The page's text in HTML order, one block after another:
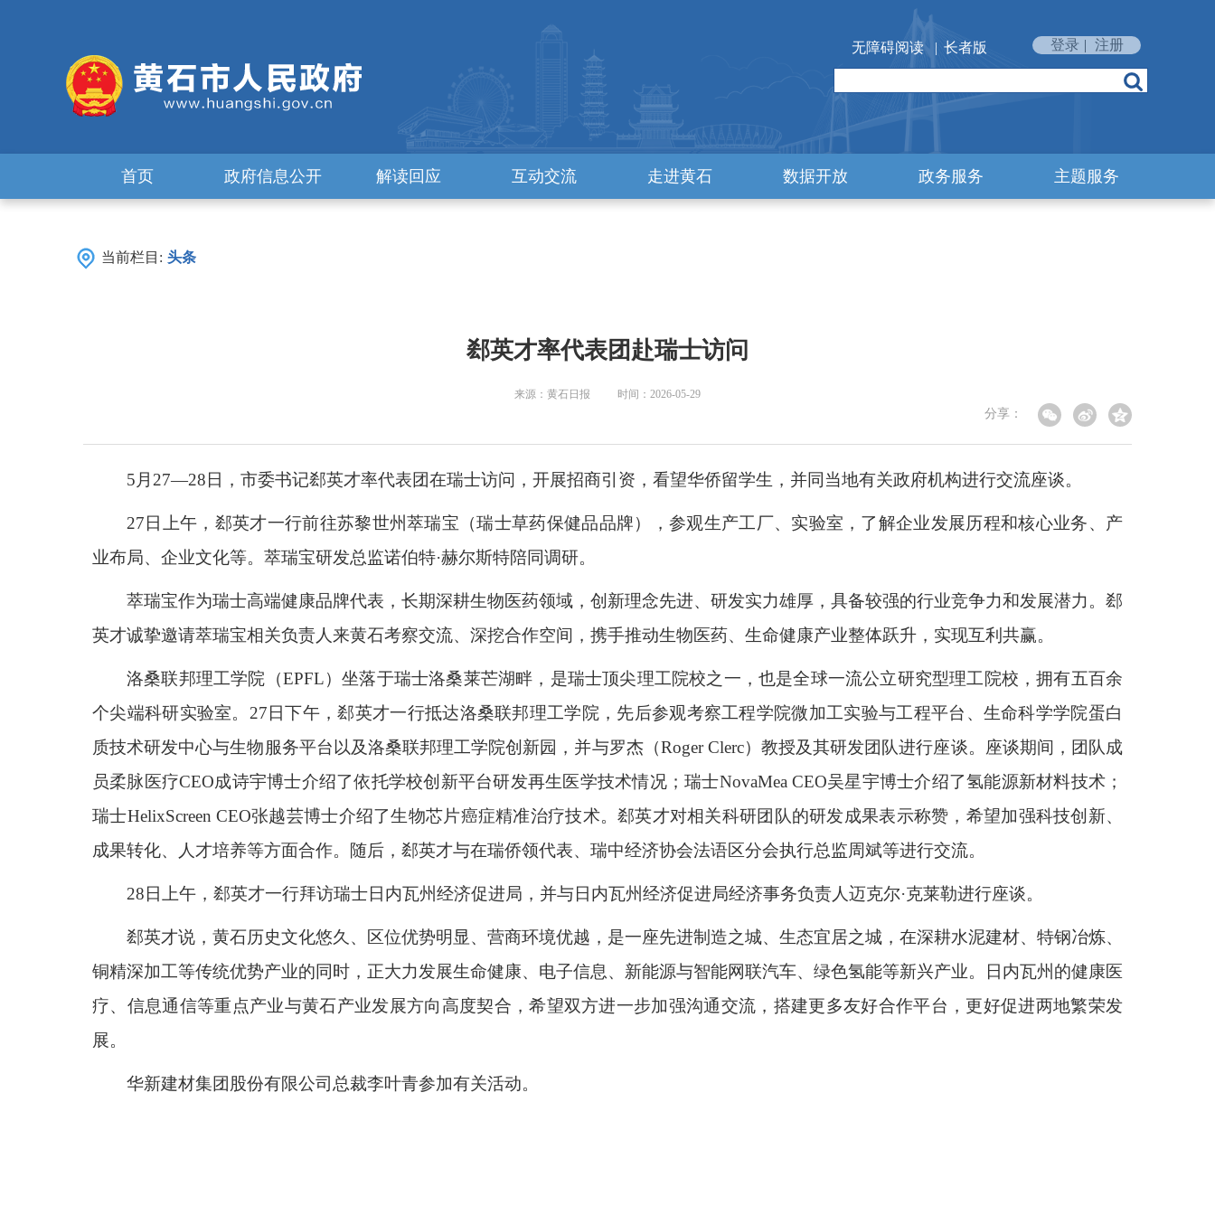
无障碍阅读 | 长者版 登录 | 注册
首页 政府信息公开 解读回应 互动交流 走进黄石 数据开放 政务服务 主题服务
当前栏目: 头条
郄英才率代表团赴瑞士访问
来源：黄石日报 时间：2026-05-29
分享：
5月27—28日，市委书记郄英才率代表团在瑞士访问，开展招商引资，看望华侨留学生，并同当地有关政府机构进行交流座谈。
27日上午，郄英才一行前往苏黎世州萃瑞宝（瑞士草药保健品品牌），参观生产工厂、实验室，了解企业发展历程和核心业务、产
业布局、企业文化等。萃瑞宝研发总监诺伯特·赫尔斯特陪同调研。
萃瑞宝作为瑞士高端健康品牌代表，长期深耕生物医药领域，创新理念先进、研发实力雄厚，具备较强的行业竞争力和发展潜力。郄
英才诚挚邀请萃瑞宝相关负责人来黄石考察交流、深挖合作空间，携手推动生物医药、生命健康产业整体跃升，实现互利共赢。
洛桑联邦理工学院（EPFL）坐落于瑞士洛桑莱芒湖畔，是瑞士顶尖理工院校之一，也是全球一流公立研究型理工院校，拥有五百余
个尖端科研实验室。27日下午，郄英才一行抵达洛桑联邦理工学院，先后参观考察工程学院微加工实验与工程平台、生命科学学院蛋白
质技术研发中心与生物服务平台以及洛桑联邦理工学院创新园，并与罗杰（Roger Clerc）教授及其研发团队进行座谈。座谈期间，团队成
员柔脉医疗CEO成诗宇博士介绍了依托学校创新平台研发再生医学技术情况；瑞士NovaMea CEO吴星宇博士介绍了氢能源新材料技术；
瑞士HelixScreen CEO张越芸博士介绍了生物芯片癌症精准治疗技术。郄英才对相关科研团队的研发成果表示称赞，希望加强科技创新、
成果转化、人才培养等方面合作。随后，郄英才与在瑞侨领代表、瑞中经济协会法语区分会执行总监周斌等进行交流。
28日上午，郄英才一行拜访瑞士日内瓦州经济促进局，并与日内瓦州经济促进局经济事务负责人迈克尔·克莱勒进行座谈。
郄英才说，黄石历史文化悠久、区位优势明显、营商环境优越，是一座先进制造之城、生态宜居之城，在深耕水泥建材、特钢冶炼、
铜精深加工等传统优势产业的同时，正大力发展生命健康、电子信息、新能源与智能网联汽车、绿色氢能等新兴产业。日内瓦州的健康医
疗、信息通信等重点产业与黄石产业发展方向高度契合，希望双方进一步加强沟通交流，搭建更多友好合作平台，更好促进两地繁荣发
展。
华新建材集团股份有限公司总裁李叶青参加有关活动。